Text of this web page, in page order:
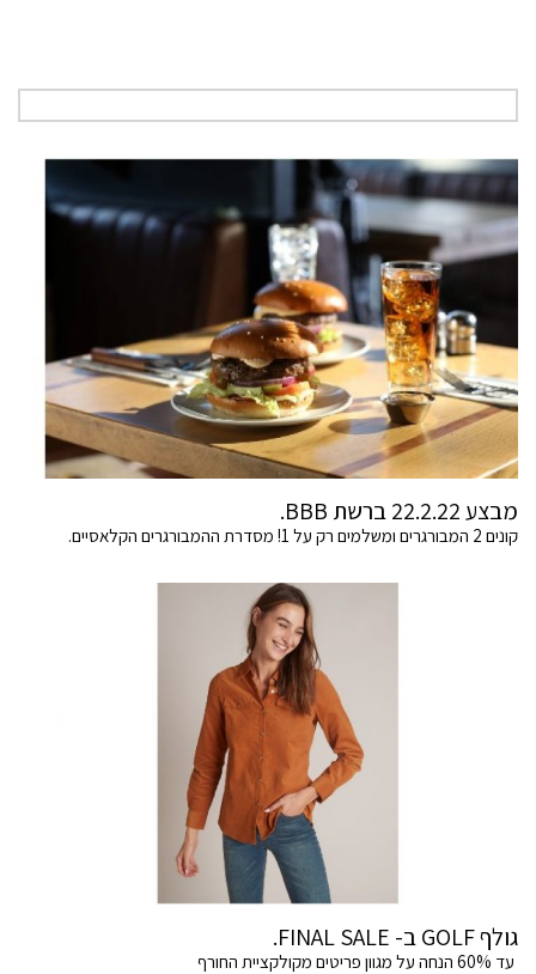
מבצע 22.2.22 ברשת BBB.
קונים 2 המבורגרים ומשלמים רק על 1! מסדרת ההמבורגרים הקלאסיים.
גולף GOLF ב- FINAL SALE.
עד 60% הנחה על מגוון פריטים מקולקציית החורף